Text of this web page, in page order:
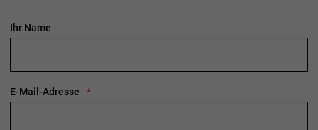
Ihr Name
E-Mail-Adresse